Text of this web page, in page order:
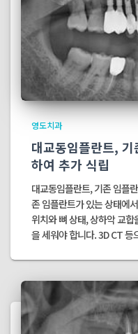
영도치과
대교동임플란트,
하여 추가 식립
대교동임플란트, 기존 임플
존 임플란트가 있는 상태에
위치와 뼈 상태, 상하악 교
을 세워야 합니다. 3D CT 등